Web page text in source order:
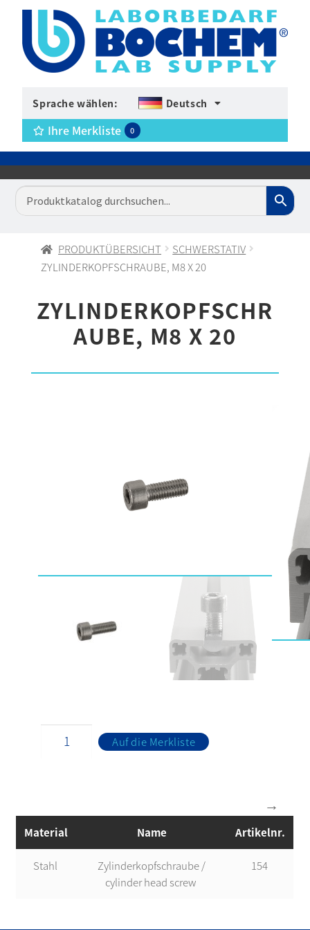
Sprache wählen: Deutsch
Ihre Merkliste 0
PRODUKTÜBERSICHT
SCHWERSTATIV
ZYLINDERKOPFSCHRAUBE, M8 X 20
ZYLINDERKOPFSCHR
AUBE, M8 X 20
Auf die Merkliste
Material Name Artikelnr.
Stahl
Zylinderkopfschraube /
cylinder head screw
154